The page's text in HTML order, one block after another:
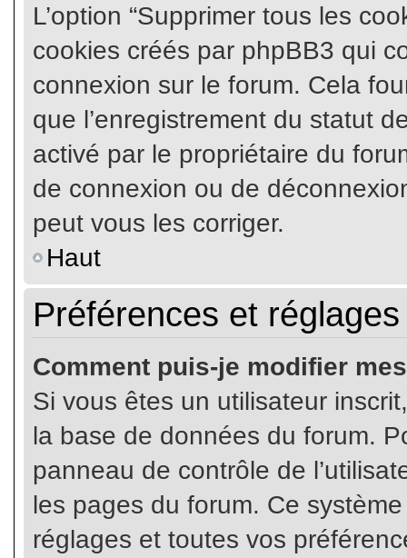
L’option “Supprimer tous les
cookies créés par phpBB3 qui
connexion sur le forum. Cela
que l’enregistrement du statut
activé par le propriétaire du
de connexion ou de
peut vous les corriger.
Haut
Préférences et
Comment puis-je modifier
Si vous êtes un utilisateur
la base de données du forum.
panneau de contrôle de
les pages du forum. Ce
réglages et toutes vos